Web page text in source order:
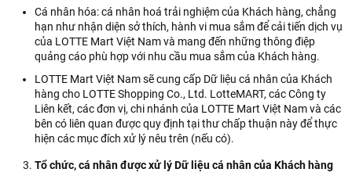
Cá nhân hóa: cá nhân hoá trải nghiệm của Khách hàng, chẳng
hạn như nhận diện sở thích, hành vi mua sắm để cải tiến dịch vụ
của LOTTE Mart Việt Nam và mang đến những thông điệp
quảng cáo phù hợp với nhu cầu mua sắm của Khách hàng.
LOTTE Mart Việt Nam sẽ cung cấp Dữ liệu cá nhân của Khách
hàng cho LOTTE Shopping Co., Ltd. LotteMART, các Công ty
Liên kết, các đơn vị, chi nhánh của LOTTE Mart Việt Nam và các
bên có liên quan được quy định tại thư chấp thuận này để thực
hiện các mục đích xử lý nêu trên (nếu có).
Tổ chức, cá nhân được xử lý Dữ liệu cá nhân của Khách hàng